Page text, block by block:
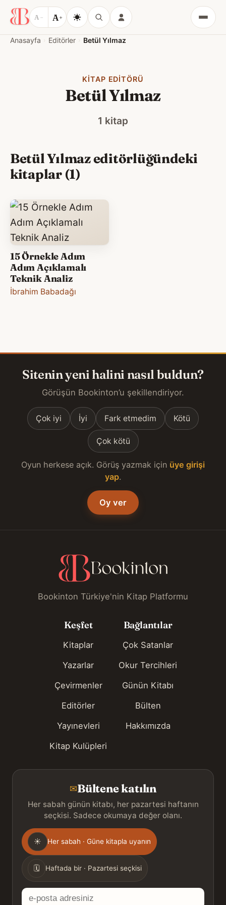
A − A+
Menü
Anasayfa Editörler Betül Yılmaz
KITAP EDITÖRÜ
Betül Yılmaz
1 kitap
Betül Yılmaz editörlüğündeki
kitaplar (1)
15 Örnekle Adım
Adım Açıklamalı
Teknik Analiz
İbrahim Babadağı
Sitenin yeni halini nasıl buldun?
Görüşün Bookinton’u şekillendiriyor.
Çok iyi İyi Fark etmedim Kötü
Çok kötü
Oyun herkese açık. Görüş yazmak için üye girişi
yap.
Oy ver
Bookinton Türkiye'nin Kitap Platformu
Keşfet
Kitaplar
Yazarlar
Çevirmenler
Editörler
Yayınevleri
Kitap Kulüpleri
Bağlantılar
Çok Satanlar
Okur Tercihleri
Günün Kitabı
Bülten
Hakkımızda
✉Bültene katılın
Her sabah günün kitabı, her pazartesi haftanın
seçkisi. Sadece okumaya değer olanı.
Gönderim
sıklığı
☀ Her sabah · Güne kitapla uyanın
🗓 Haftada bir · Pazartesi seçkisi
E-